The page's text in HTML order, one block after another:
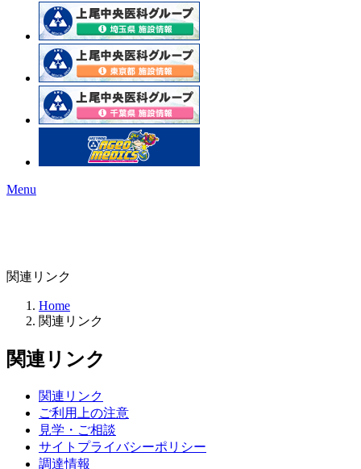
Menu
関連リンク
Home
関連リンク
関連リンク
関連リンク
ご利用上の注意
見学・ご相談
サイトプライバシーポリシー
調達情報